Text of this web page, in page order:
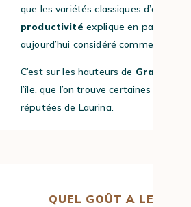
que les variétés classiques d’arabica.
productivité explique en partie
aujourd’hui considéré comme rare.
C’est sur les hauteurs de Grand-
l’île, que l’on trouve certaines des
réputées de Laurina.
QUEL GOÛT A LE CAFÉ